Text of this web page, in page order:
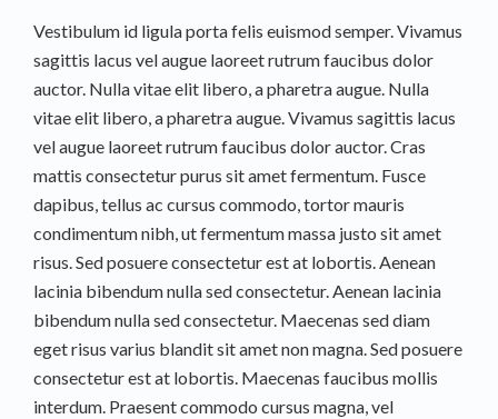
Vestibulum id ligula porta felis euismod semper. Vivamus
sagittis lacus vel augue laoreet rutrum faucibus dolor
auctor. Nulla vitae elit libero, a pharetra augue. Nulla
vitae elit libero, a pharetra augue. Vivamus sagittis lacus
vel augue laoreet rutrum faucibus dolor auctor. Cras
mattis consectetur purus sit amet fermentum. Fusce
dapibus, tellus ac cursus commodo, tortor mauris
condimentum nibh, ut fermentum massa justo sit amet
risus. Sed posuere consectetur est at lobortis. Aenean
lacinia bibendum nulla sed consectetur. Aenean lacinia
bibendum nulla sed consectetur. Maecenas sed diam
eget risus varius blandit sit amet non magna. Sed posuere
consectetur est at lobortis. Maecenas faucibus mollis
interdum. Praesent commodo cursus magna, vel